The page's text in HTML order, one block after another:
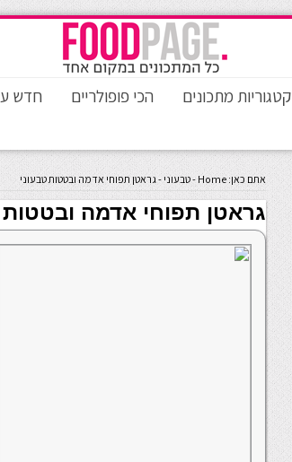
קטגוריות מתכונים הכי פופולריים חדש
אתם כאן: Home
-טבעוני -גראטן תפוחי אדמה ובטטות טבעוני
גראטן תפוחי אדמה ובטטות